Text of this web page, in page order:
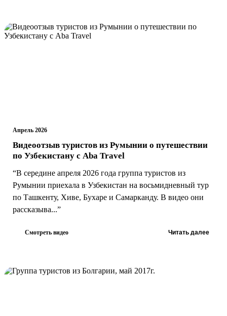
Апрель 2026
Видеоотзыв туристов из Румынии о путешествии
по Узбекистану с Aba Travel
“В середине апреля 2026 года группа туристов из
Румынии приехала в Узбекистан на восьмидневный тур
по Ташкенту, Хиве, Бухаре и Самарканду. В видео они
рассказыва...”
Смотреть видео Читать далее